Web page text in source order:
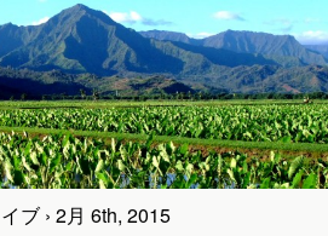
ブ › 2月 6th, 2015